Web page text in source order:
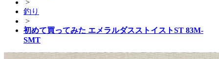
>
釣り
>
初めて買ってみた エメラルダスストイストST 83M-
SMT